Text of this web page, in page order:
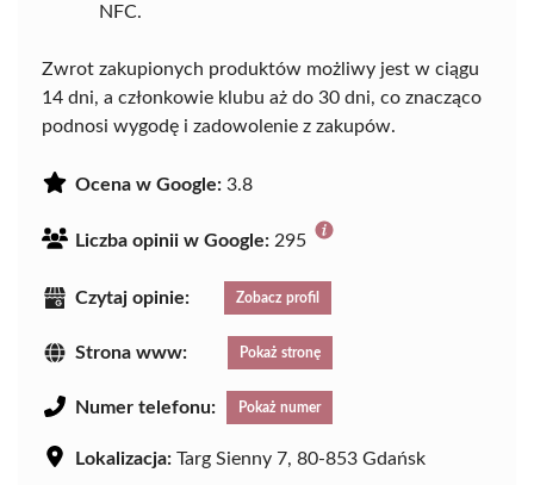
NFC.
Zwrot zakupionych produktów możliwy jest w ciągu
14 dni, a członkowie klubu aż do 30 dni, co znacząco
podnosi wygodę i zadowolenie z zakupów.
Ocena w Google: 3.8
Liczba opinii w Google: 295
Czytaj opinie: Zobacz profil
Strona www: Pokaż stronę
Numer telefonu: Pokaż numer
Lokalizacja: Targ Sienny 7, 80-853 Gdańsk